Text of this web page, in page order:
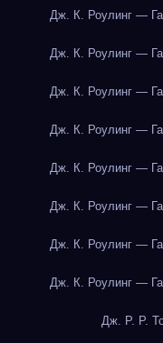
Дж. К. Роулинг —
Дж. К. Роулинг —
Дж. К. Роулинг —
Дж. К. Роулинг —
Дж. К. Роулинг —
Дж. К. Роулинг —
Дж. К. Роулинг —
Дж. К. Роулинг —
Дж. Р. Р.